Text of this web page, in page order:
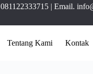
081122333715 | Email.
Tentang Kami Kontak